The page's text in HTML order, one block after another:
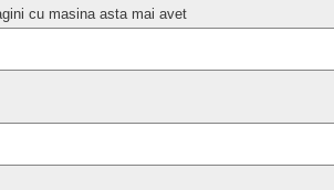
cu masina asta mai avet